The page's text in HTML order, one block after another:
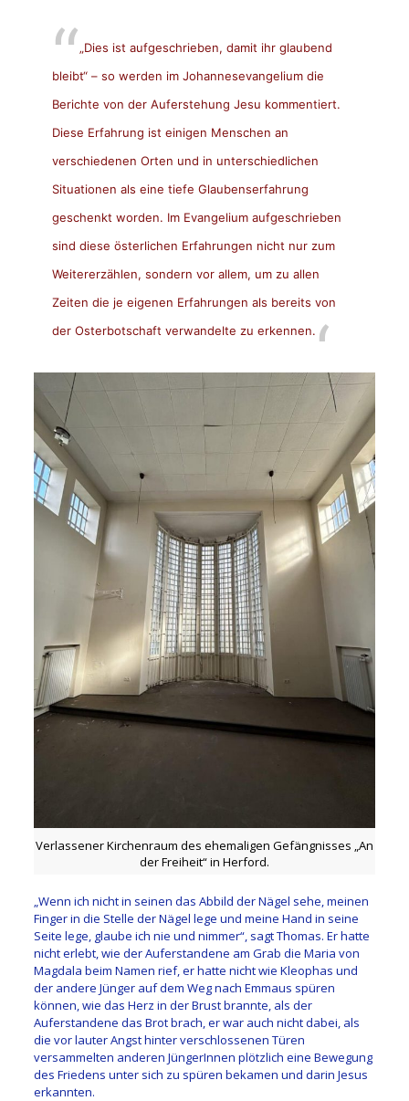
„Dies ist aufgeschrieben, damit ihr glaubend
bleibt“ – so werden im Johannesevangelium die
Berichte von der Auferstehung Jesu kommentiert.
Diese Erfahrung ist einigen Menschen an
verschiedenen Orten und in unterschiedlichen
Situationen als eine tiefe Glaubenserfahrung
geschenkt worden. Im Evangelium aufgeschrieben
sind diese österlichen Erfahrungen nicht nur zum
Weitererzählen, sondern vor allem, um zu allen
Zeiten die je eigenen Erfahrungen als bereits von
der Osterbotschaft verwandelte zu erkennen.
Verlassener Kirchenraum des ehemaligen Gefängnisses „An
der Freiheit“ in Herford.
„Wenn ich nicht in seinen das Abbild der Nägel sehe, meinen
Finger in die Stelle der Nägel lege und meine Hand in seine
Seite lege, glaube ich nie und nimmer“, sagt Thomas. Er hatte
nicht erlebt, wie der Auferstandene am Grab die Maria von
Magdala beim Namen rief, er hatte nicht wie Kleophas und
der andere Jünger auf dem Weg nach Emmaus spüren
können, wie das Herz in der Brust brannte, als der
Auferstandene das Brot brach, er war auch nicht dabei, als
die vor lauter Angst hinter verschlossenen Türen
versammelten anderen JüngerInnen plötzlich eine Bewegung
des Friedens unter sich zu spüren bekamen und darin Jesus
erkannten.